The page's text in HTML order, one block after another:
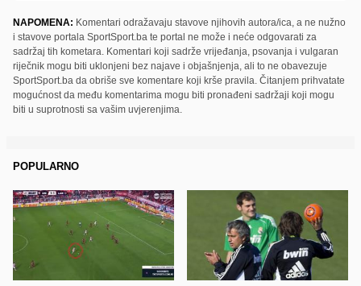
NAPOMENA: Komentari odražavaju stavove njihovih autora/ica, a ne nužno
i stavove portala SportSport.ba te portal ne može i neće odgovarati za
sadržaj tih kometara. Komentari koji sadrže vrijeđanja, psovanja i vulgaran
riječnik mogu biti uklonjeni bez najave i objašnjenja, ali to ne obavezuje
SportSport.ba da obriše sve komentare koji krše pravila. Čitanjem prihvatate
mogućnost da među komentarima mogu biti pronađeni sadržaji koji mogu
biti u suprotnosti sa vašim uvjerenjima.
POPULARNO